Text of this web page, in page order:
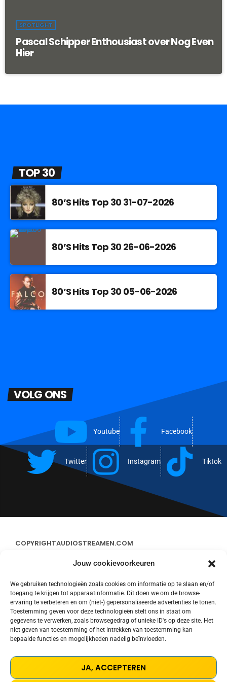
Jouw cookievoorkeuren
We gebruiken technologieën zoals cookies om informatie op te slaan en/of
toegang te krijgen tot apparaatinformatie. Dit doen we om de browse-
ervaring te verbeteren en om (niet-) gepersonaliseerde advertenties te tonen.
Toestemming geven voor deze technologieën stelt ons in staat om
gegevens te verwerken, zoals browsegedrag of unieke ID's op deze site. Het
niet geven van toestemming of het intrekken van toestemming kan
bepaalde functies en mogelijkheden nadelig beïnvloeden.
JA, ACCEPTEREN
SPOTLIGHT
Pascal Schipper Enthousiast over Nog Even
Hier
TOP 30
80’S Hits Top 30 31-07-2026
80’S Hits Top 30 26-06-2026
80’S Hits Top 30 05-06-2026
VOLG ONS
Youtube Facebook
Twitter Instagram Tiktok
COPYRIGHTAUDIOSTREAMEN.COM
CONTACT
STREAMS
COOKIE POLICY (EU)